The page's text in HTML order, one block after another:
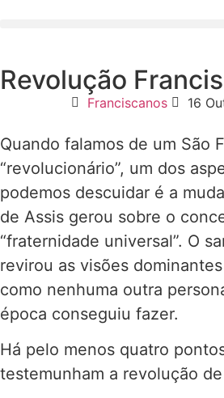
Revolução
Franciscanos 16
Quando falamos de um São
“revolucionário”, um dos
podemos descuidar é a
de Assis gerou sobre o
“fraternidade universal”. O
revirou as visões
como nenhuma outra
época conseguiu fazer.
Há pelo menos quatro
testemunham a revolução